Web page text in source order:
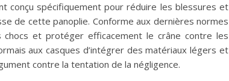
conçu spécifiquement pour réduire les blessures et
de cette panoplie. Conforme aux dernières normes
chocs et protéger efficacement le crâne contre les
aux casques d’intégrer des matériaux légers et
contre la tentation de la négligence.